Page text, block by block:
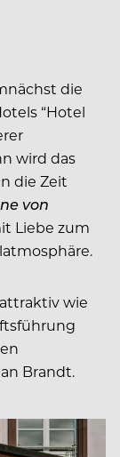
die
“Hotel
wird das
die Zeit
von
Liebe zum
wie
Brandt.